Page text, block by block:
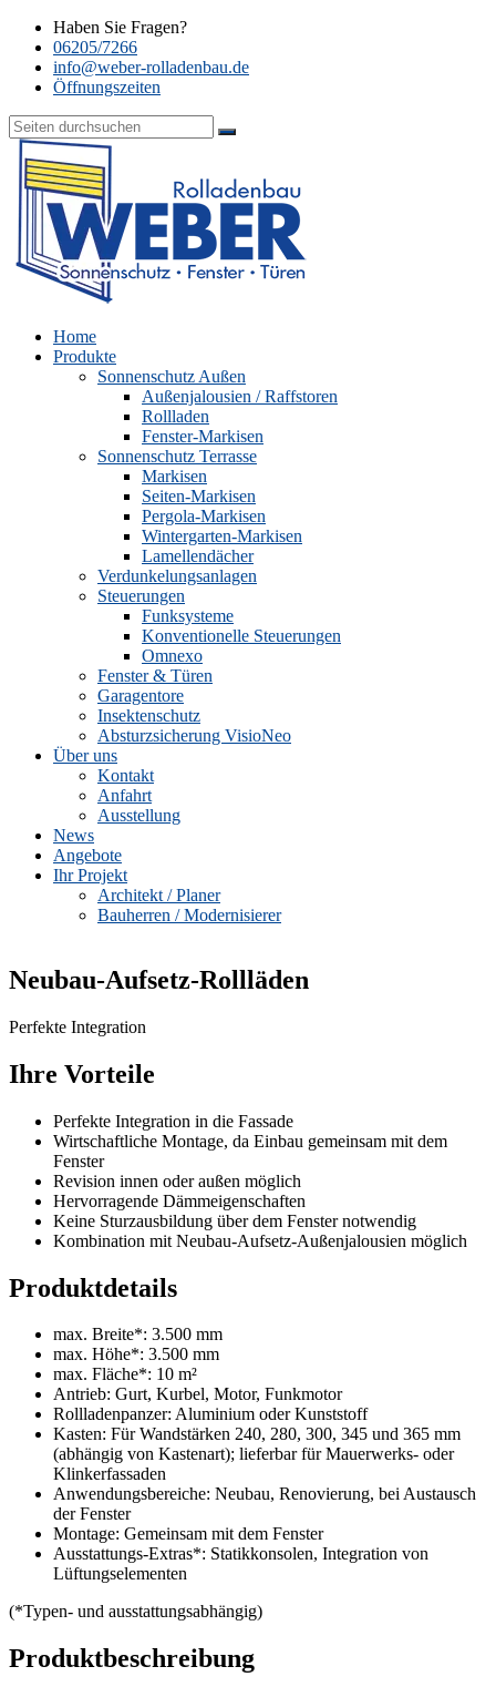
Haben Sie Fragen?
06205/7266
info@weber-rolladenbau.de
Öffnungszeiten
Home
Produkte
Sonnenschutz Außen
Außenjalousien / Raffstoren
Rollladen
Fenster-Markisen
Sonnenschutz Terrasse
Markisen
Seiten-Markisen
Pergola-Markisen
Wintergarten-Markisen
Lamellendächer
Verdunkelungsanlagen
Steuerungen
Funksysteme
Konventionelle Steuerungen
Omnexo
Fenster & Türen
Garagentore
Insektenschutz
Absturzsicherung VisioNeo
Über uns
Kontakt
Anfahrt
Ausstellung
News
Angebote
Ihr Projekt
Architekt / Planer
Bauherren / Modernisierer
Neubau-Aufsetz-Rollläden
Perfekte Integration
Ihre Vorteile
Perfekte Integration in die Fassade
Wirtschaftliche Montage, da Einbau gemeinsam mit dem
Fenster
Revision innen oder außen möglich
Hervorragende Dämmeigenschaften
Keine Sturzausbildung über dem Fenster notwendig
Kombination mit Neubau-Aufsetz-Außenjalousien möglich
Produktdetails
max. Breite*: 3.500 mm
max. Höhe*: 3.500 mm
max. Fläche*: 10 m²
Antrieb: Gurt, Kurbel, Motor, Funkmotor
Rollladenpanzer: Aluminium oder Kunststoff
Kasten: Für Wandstärken 240, 280, 300, 345 und 365 mm
(abhängig von Kastenart); lieferbar für Mauerwerks- oder
Klinkerfassaden
Anwendungsbereiche: Neubau, Renovierung, bei Austausch
der Fenster
Montage: Gemeinsam mit dem Fenster
Ausstattungs-Extras*: Statikkonsolen, Integration von
Lüftungselementen
(*Typen- und ausstattungsabhängig)
Produktbeschreibung